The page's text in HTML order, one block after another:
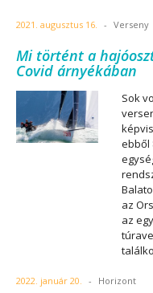
2021. augusztus 16. - Verseny
Mi történt a
Covid árnyékában
Sok
ebből
az
az
2022. január 20. - Horizont